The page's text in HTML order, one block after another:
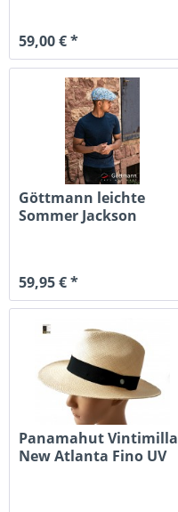
59,00 € *
Göttmann leichte
Sommer Jackson
59,95 € *
Panamahut Vintimilla
New Atlanta Fino UV